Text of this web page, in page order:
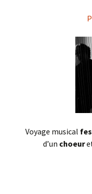
Voyage musical
d’un choeur